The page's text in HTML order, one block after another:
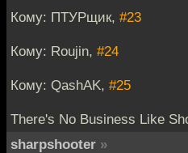
Кому: ПТУРщик, #23
Кому: Roujin, #24
Кому: QashAK, #25
There's No Business Like
sharpshooter »